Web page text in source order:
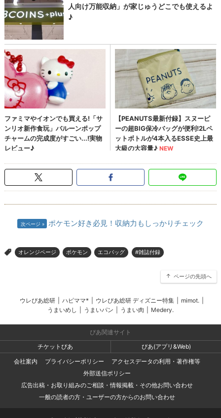
次ページ ポケモン好き必見！収納力もしっかりチェック
> オレンジページ ポケモン エコバッグ #雑誌付録
ページの先頭へ
ウレぴあ総研 ハピママ* ウレぴあ総研 ディズニー特集 mimot.
うまいめし
うまいパン うまい肉 Medery.
ぴあ関連サイト
チケットぴあ
ぴあ(アプリ&Web)
会社案内
プライバシーポリシー
アクセスデータの利用・著作権等
外部送信ポリシー
広告出稿・お取り組みのご相談・情報掲載・その他お問い合わせ
一般の読者の方・ユーザーの方からのお問い合わせ